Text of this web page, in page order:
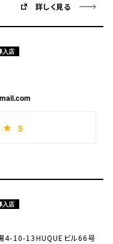
詳しく見る
入店
5
入店
10-13HUQUEビル66号